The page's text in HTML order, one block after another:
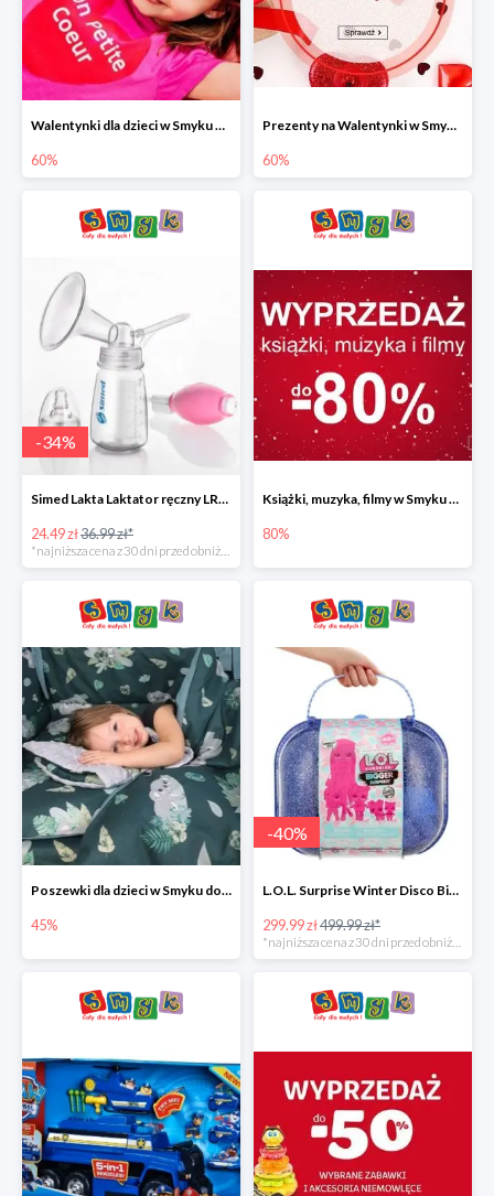
Walentynki dla dzieci w Smyku do -60%
60%
Prezenty na Walentynki w Smyku do -60%
60%
-34%
Simed Lakta Laktator ręczny LR-8 -34%
24.49 zł36.99 zł*
*najniższa cena z 30 dni przed obniżką
Książki, muzyka, filmy w Smyku do -80%
80%
Poszewki dla dzieci w Smyku do -45%
45%
-40%
L.O.L. Surprise Winter Disco Bigger Surprise Zestaw laleczek w walizce -40%
299.99 zł499.99 zł*